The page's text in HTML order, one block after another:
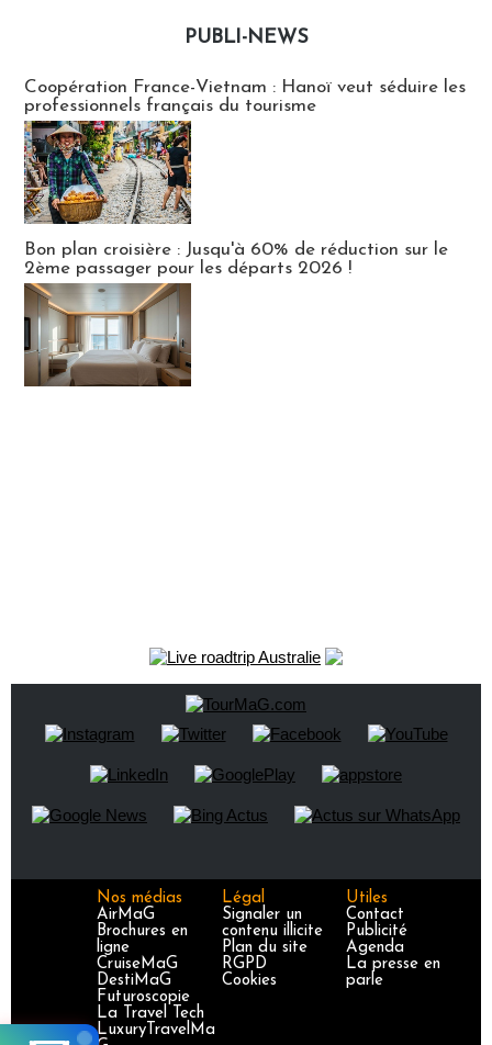
PUBLI-NEWS
Coopération France-Vietnam : Hanoï veut séduire les
professionnels français du tourisme
Bon plan croisière : Jusqu'à 60% de réduction sur le
2ème passager pour les départs 2026 !
Nos médias
AirMaG
Brochures en
ligne
CruiseMaG
DestiMaG
Futuroscopie
La Travel Tech
LuxuryTravelMa
Légal
Signaler un
contenu illicite
Plan du site
RGPD
Cookies
Utiles
Contact
Publicité
Agenda
La presse en
parle